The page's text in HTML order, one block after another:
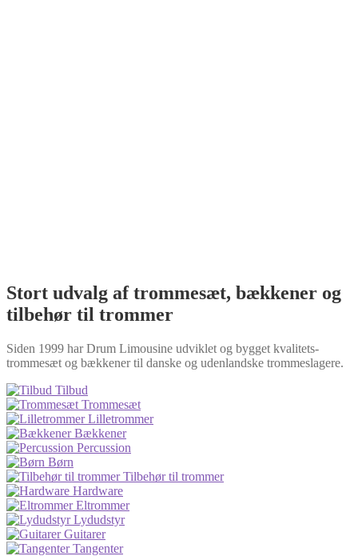
Stort udvalg af trommesæt, bækkener og
tilbehør til trommer
Siden 1999 har Drum Limousine udviklet og bygget kvalitets-
trommesæt og bækkener til danske og udenlandske trommeslagere.
Tilbud
Trommesæt
Lilletrommer
Bækkener
Percussion
Børn
Tilbehør til trommer
Hardware
Eltrommer
Lydudstyr
Guitarer
Tangenter